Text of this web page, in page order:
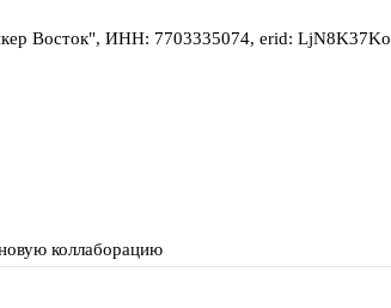
Восток", ИНН: 7703335074, erid: LjN8K37Ko
коллаборацию